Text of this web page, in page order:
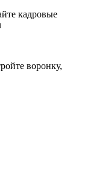
кадровые
воронку,